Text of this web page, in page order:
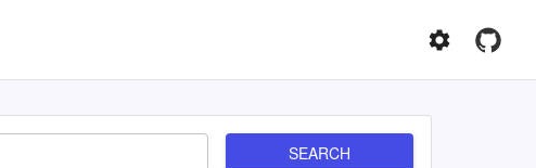
SEARCH